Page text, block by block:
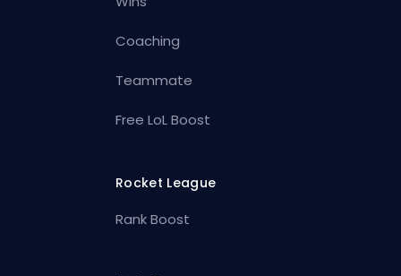
Coaching
Teammate
Free LoL Boost
Rocket League
Rank Boost